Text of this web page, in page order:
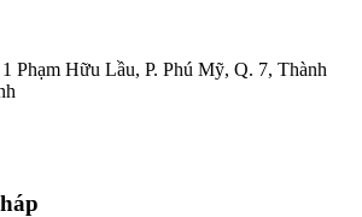
Phạm Hữu Lầu, P. Phú Mỹ, Q. 7, Thành